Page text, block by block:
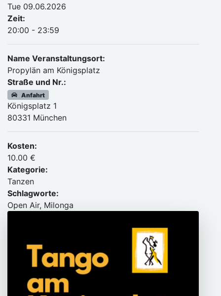
Tue 09.06.2026
Zeit:
20:00 - 23:59
Name Veranstaltungsort:
Propylän am Königsplatz
Straße und Nr.:
Anfahrt
Königsplatz 1
80331 München
Kosten:
10.00 €
Kategorie:
Tanzen
Schlagworte:
Open Air, Milonga